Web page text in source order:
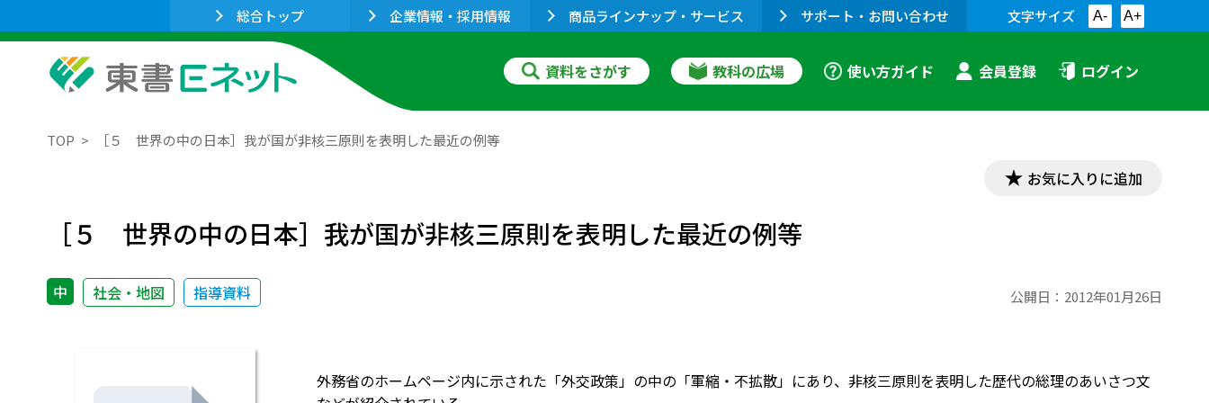
総合トップ 企業情報・採用情報 商品ラインナップ・サービス サポート・お問い合わせ 文字サイズ A- A+
資料をさがす 教科の広場 使い方ガイド 会員登録 ログイン
TOP ［５ 世界の中の日本］我が国が非核三原則を表明した最近の例等
お気に入りに追加
［５ 世界の中の日本］我が国が非核三原則を表明した最近の例等
中 社会・地図 指導資料 公開日： 2012年01月26日
外務省のホームページ内に示された「外交政策」の中の「軍縮・不拡散」にあり、非核三原則を表明した歴代の総理のあいさつ文